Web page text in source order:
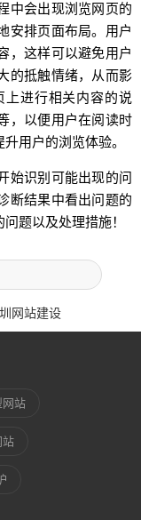
会出现浏览网页的
安排页面布局。用户
，这样可以避免用户
的抵触情绪，从而影
上进行相关内容的说
，以便用户在阅读时
用户的浏览体验。
识别可能出现的问
断结果中看出问题的
题以及处理措施！
网站建设
网站
站